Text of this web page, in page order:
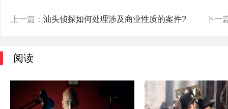
上一篇： 汕头侦探如何处理涉及商业性质的案件? 下一
阅读